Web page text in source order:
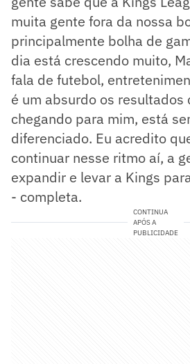
muita gente fora da nossa
principalmente bolha de
dia está crescendo muito,
fala de futebol,
é um absurdo os resultados
chegando para mim, está
diferenciado. Eu acredito
continuar nesse ritmo aí, a
expandir e levar a Kings
- completa.
CONTINUA
APÓS A
PUBLICIDADE